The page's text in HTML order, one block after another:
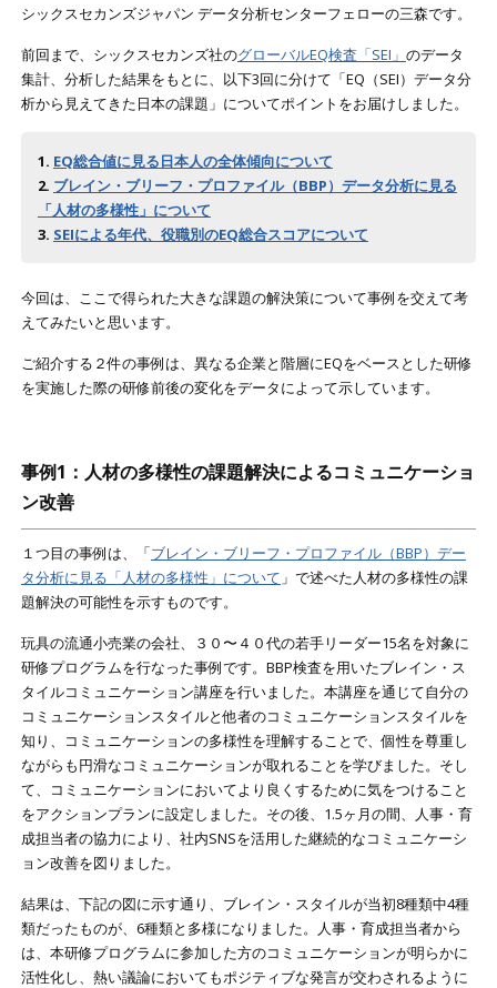
シックスセカンズジャパン データ分析センターフェローの三森です。
前回まで、シックスセカンズ社のグローバルEQ検査「SEI」 のデータ
集計、分析した結果をもとに、以下3回に分けて「EQ（SEI）データ分
析から見えてきた日本の課題」についてポイントをお届けしました。
1. EQ総合値に見る日本人の全体傾向について
2. ブレイン・ブリーフ・プロファイル（BBP）データ分析に見る
「人材の多様性」について
3. SEIによる年代、役職別のEQ総合スコアについて
今回は、ここで得られた大きな課題の解決策について事例を交えて考
えてみたいと思います。
ご紹介する２件の事例は、異なる企業と階層にEQをベースとした研修
を実施した際の研修前後の変化をデータによって示しています。
事例1：人材の多様性の課題解決によるコミュニケーショ
ン改善
１つ目の事例は、「ブレイン・ブリーフ・プロファイル（BBP）デー
タ分析に見る「人材の多様性」について 」 で述べた人材の多様性の課
題解決の可能性を示すものです。
玩具の流通小売業の会社、３０〜４０代の若手リーダー15名を対象に
研修プログラムを行なった事例です。BBP検査を用いたブレイン・ス
タイルコミュニケーション講座を行いました。本講座を通じて自分の
コミュニケーションスタイルと他者のコミュニケーションスタイルを
知り、コミュニケーションの多様性を理解することで、個性を尊重し
ながらも円滑なコミュニケーションが取れることを学びました。そし
て、コミュニケーションにおいてより良くするために気をつけること
をアクションプランに設定しました。その後、1.5ヶ月の間、人事・育
成担当者の協力により、社内SNSを活用した継続的なコミュニケーシ
ョン改善を図りました。
結果は、下記の図に示す通り、ブレイン・スタイルが当初8種類中4種
類だったものが、6種類と多様になりました。人事・育成担当者から
は、本研修プログラムに参加した方のコミュニケーションが明らかに
活性化し、熱い議論においてもポジティブな発言が交わされるように